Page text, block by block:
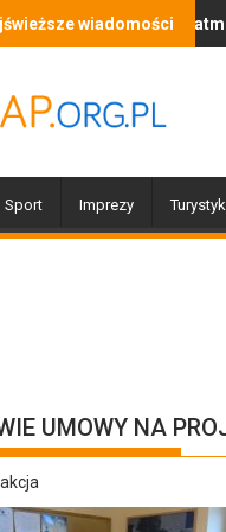
wiadomości
atmosferycznych –
Sport Imprezy
UMOWY NA